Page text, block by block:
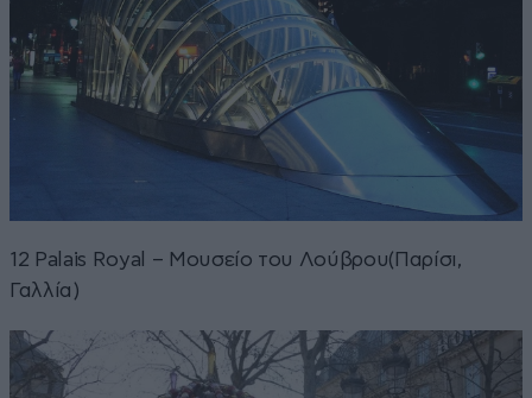
12 Palais Royal – Μουσείο του Λούβρου(Παρίσι,
Γαλλία)